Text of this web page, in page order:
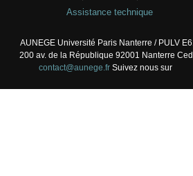
Assistance technique
AUNEGE Université Paris Nanterre / PULV
200 av. de la République 92001 Nanterre
contact@aunege.frSuivez nous sur